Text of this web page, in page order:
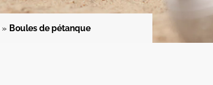
» Boules de pétanque